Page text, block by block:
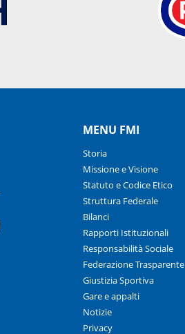
MENU FMI
Storia
Missione e Visione
Statuto e Codice Etico
Struttura Federale
Bilanci
Rapporti Istituzionali
Responsabilità Sociale
Federazione Trasparente
Giustizia Sportiva
Gare e appalti
Notizie
Privacy